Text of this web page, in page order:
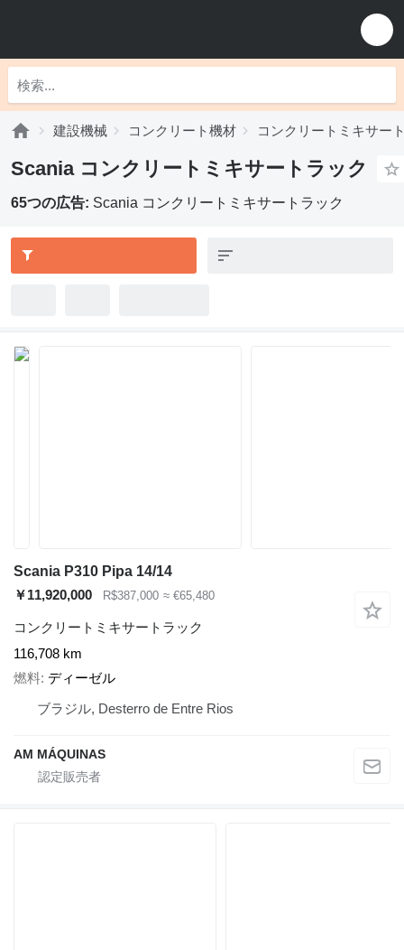
建設機械 コンクリート機材 コンクリートミキサー
Scania コンクリートミキサートラック
65つの広告: Scania コンクリートミキサートラック
Scania P310 Pipa 14/14
￥11,920,000
R$387,000 ≈ €65,480
コンクリートミキサートラック
116,708 km
燃料 ディーゼル
ブラジル, Desterro de Entre Rios
AM MÁQUINAS